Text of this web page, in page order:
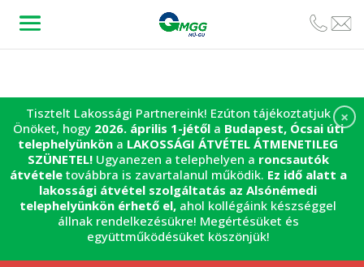
×
Tisztelt Lakossági Partnereink! Ezúton tájékoztatjuk
Önöket, hogy 2026. április 1-jétőla Budapest, Ócsai úti
telephelyünkön a LAKOSSÁGI ÁTVÉTEL ÁTMENETILEG
SZÜNETEL! Ugyanezen a telephelyen a roncsautók
átvételetovábbra is zavartalanul működik. Ez idő alatt a
lakossági átvétel szolgáltatás az Alsónémedi
telephelyünkön érhető el, ahol kollégáink készséggel
állnak rendelkezésükre! Megértésüket és
együttműködésüket köszönjük!